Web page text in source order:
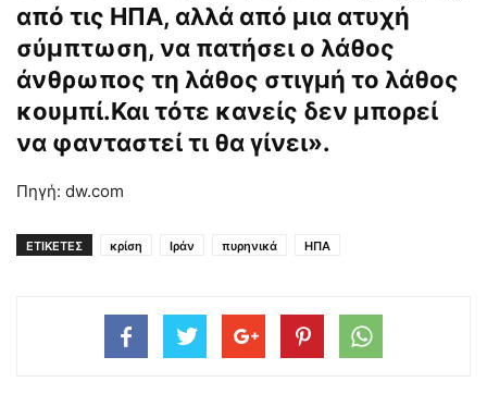
από τις ΗΠΑ, αλλά από μια ατυχή
σύμπτωση, να πατήσει ο λάθος
άνθρωπος τη λάθος στιγμή το λάθος
κουμπί.Και τότε κανείς δεν μπορεί
να φανταστεί τι θα γίνει».
Πηγή: dw.com
ΕΤΙΚΕΤΕΣ κρίση Ιράν πυρηνικά ΗΠΑ